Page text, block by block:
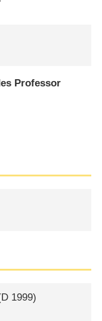
Professor
D 1999)